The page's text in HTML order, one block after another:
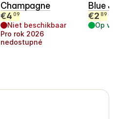
Champagne
€4 09
Niet beschikbaar
Pro rok 2026
nedostupné
Blue
€2 89
Op